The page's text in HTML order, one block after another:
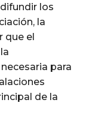
los
la
que el
para
de la